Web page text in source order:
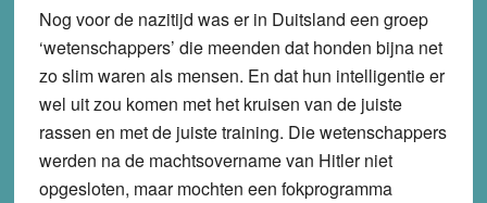
Nog voor de nazitijd was er in Duitsland een groep
‘wetenschappers’ die meenden dat honden bijna net
zo slim waren als mensen. En dat hun intelligentie er
wel uit zou komen met het kruisen van de juiste
rassen en met de juiste training. Die wetenschappers
werden na de machtsovername van Hitler niet
opgesloten, maar mochten een fokprogramma